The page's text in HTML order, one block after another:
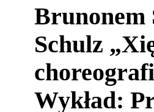
Brunonem
Schulz
Wykład: